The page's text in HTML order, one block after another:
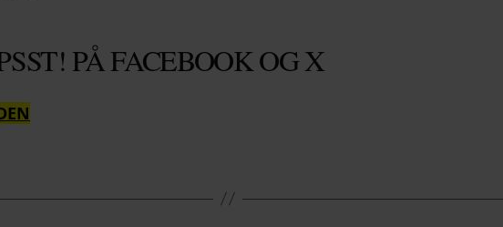
PÅ FACEBOOK OG X